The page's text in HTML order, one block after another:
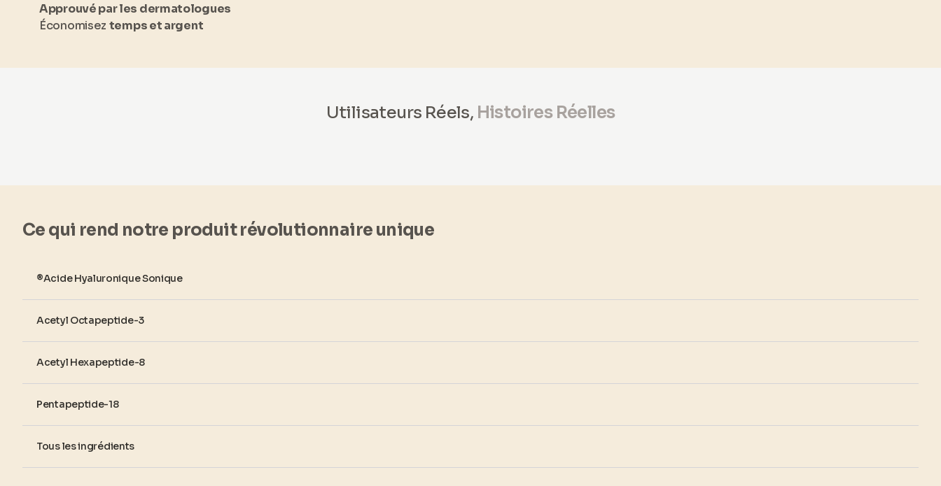
Approuvé par les dermatologues
Économisez temps et argent
Utilisateurs Réels, Histoires Réelles
Ce qui rend notre produit révolutionnaire unique
®Acide Hyaluronique Sonique
Acetyl Octapeptide-3
Acetyl Hexapeptide-8
Pentapeptide-18
Tous les ingrédients